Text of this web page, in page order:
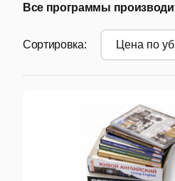
Все программы
Сортировка: цена